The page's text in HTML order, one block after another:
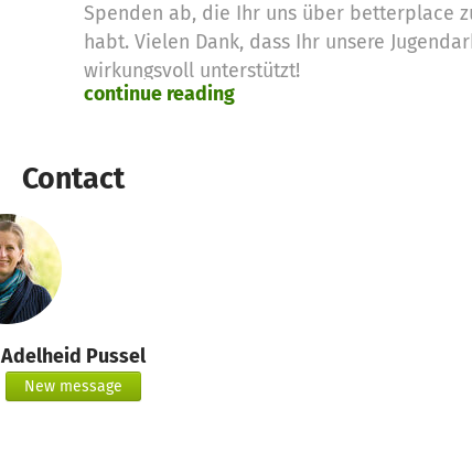
Spenden ab, die Ihr uns über betterplace
habt. Vielen Dank, dass Ihr unsere
wirkungsvoll unterstützt!
continue reading
Contact
Adelheid Pussel
New message